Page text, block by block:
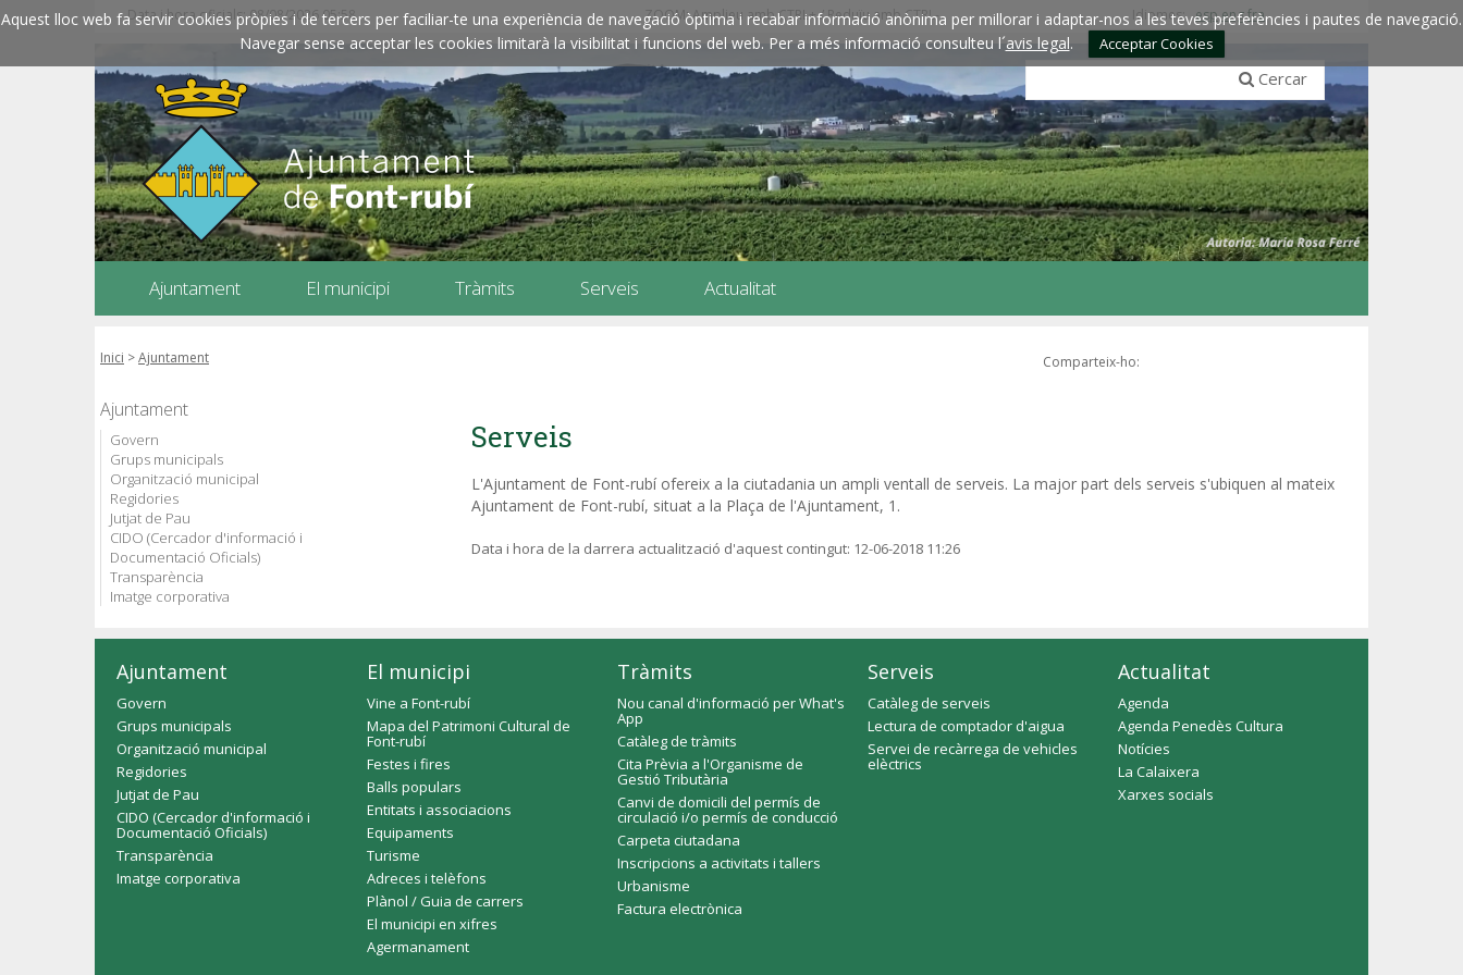
Aquest lloc web fa servir cookies pròpies i de tercers per faciliar-te una experiència de navegació òptima i recabar informació anònima per millorar i adaptar-nos a les teves preferències i pautes de navegació.
Navegar sense acceptar les cookies limitarà la visibilitat i funcions del web. Per a més informació consulteu l´avis legal. Acceptar Cookies
Data i hora oficials: 08/08/2026 05:58 ZOOM: Amplieu amb CTRL+ / Reduïu amb CTRL- Idiomes:esp engfra
Cercar
Ajuntament El municipi Tràmits Serveis Actualitat
Inici >Ajuntament Comparteix-ho:
Ajuntament
Govern
Grups municipals
Organització municipal
Regidories
Jutjat de Pau
CIDO (Cercador d'informació i
Documentació Oficials)
Transparència
Imatge corporativa
Serveis
L'Ajuntament de Font-rubí ofereix a la ciutadania un ampli ventall de serveis. La major part dels serveis s'ubiquen al mateix
Ajuntament de Font-rubí, situat a la Plaça de l'Ajuntament, 1.
Data i hora de la darrera actualització d'aquest contingut: 12-06-2018 11:26
Ajuntament
Govern
Grups municipals
Organització municipal
Regidories
Jutjat de Pau
CIDO (Cercador d'informació i
Documentació Oficials)
Transparència
Imatge corporativa
El municipi
Vine a Font-rubí
Mapa del Patrimoni Cultural de
Font-rubí
Festes i fires
Balls populars
Entitats i associacions
Equipaments
Turisme
Adreces i telèfons
Plànol / Guia de carrers
El municipi en xifres
Agermanament
Tràmits
Nou canal d'informació per What's
App
Catàleg de tràmits
Cita Prèvia a l'Organisme de
Gestió Tributària
Canvi de domicili del permís de
circulació i/o permís de conducció
Carpeta ciutadana
Inscripcions a activitats i tallers
Urbanisme
Factura electrònica
Serveis
Catàleg de serveis
Lectura de comptador d'aigua
Servei de recàrrega de vehicles
elèctrics
Actualitat
Agenda
Agenda Penedès Cultura
Notícies
La Calaixera
Xarxes socials